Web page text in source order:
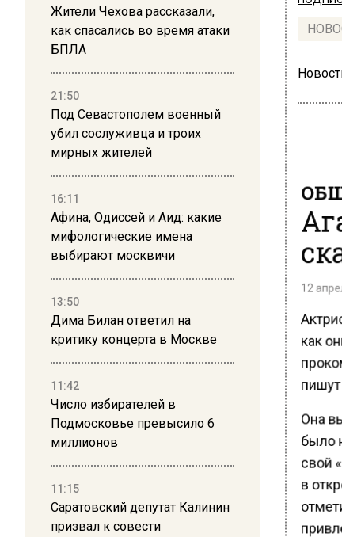
Жители Чехова рассказали,
как спасались во время атаки
БПЛА
21:50
Под Севастополем военный
убил сослуживца и троих
мирных жителей
16:11
Афина, Одиссей и Аид: какие
мифологические имена
выбирают москвичи
13:50
Дима Билан ответил на
критику концерта в Москве
11:42
Число избирателей в
Подмосковье превысило 6
миллионов
11:15
Саратовский депутат Калинин
призвал к совести
12
как
Она
было
свой
в